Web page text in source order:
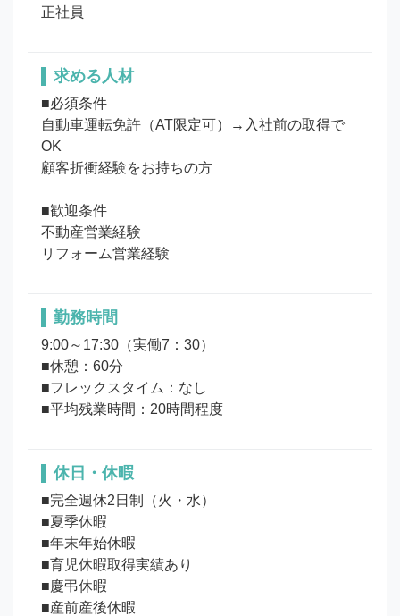
正社員
求める人材
■必須条件
自動車運転免許（AT限定可）→入社前の取得で
OK
顧客折衝経験をお持ちの方
■歓迎条件
不動産営業経験
リフォーム営業経験
勤務時間
9:00～17:30（実働7：30）
■休憩：60分
■フレックスタイム：なし
■平均残業時間：20時間程度
休日・休暇
■完全週休2日制（火・水）
■夏季休暇
■年末年始休暇
■育児休暇取得実績あり
■慶弔休暇
■産前産後休暇